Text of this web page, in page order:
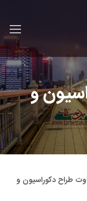
و
طراح دکوراسیون و